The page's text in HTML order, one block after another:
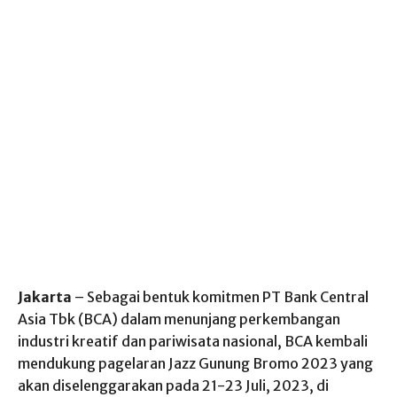
Jakarta – Sebagai bentuk komitmen PT Bank Central
Asia Tbk (BCA) dalam menunjang perkembangan
industri kreatif dan pariwisata nasional, BCA kembali
mendukung pagelaran Jazz Gunung Bromo 2023 yang
akan diselenggarakan pada 21-23 Juli, 2023, di